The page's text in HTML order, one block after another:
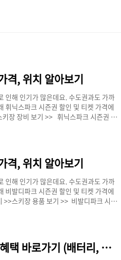
격, 위치 알아보기
인해 인기가 많은데요. 수도권과도 가까
휘닉스파크 시즌권 할인 및 티켓 가격에
장 장비 보기 >> 휘닉스파크 시즌권 할
민하시는 분들은 하시는 게 좋을 거 같
36만원시즌패스 1매구매하기 >>프라
격, 위치 알아보기
인해 인기가 많은데요. 수도권과도 가까
비발디파크 시즌권 할인 및 티켓 가격에
>>스키장 용품 보기 >> 비발디파크 시즌
를 고민하시는 분들은 하시는 게 좋을
부터 구매 가능비발디파크 홈페이지,..
에어팟4 사전예약 방법 및 가격, 할인, 혜택 바로가기 (배터리, 방수 포함)